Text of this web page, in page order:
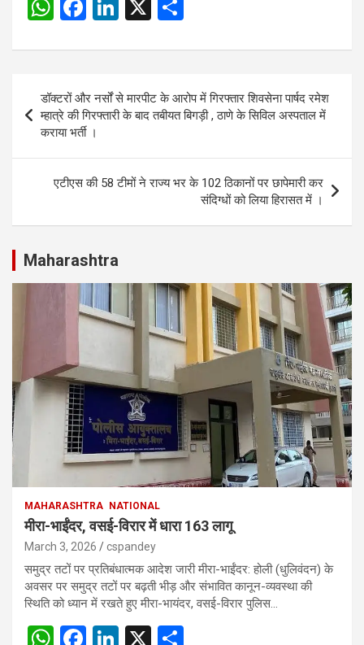
W
at
A
p
p
F
ce
o
o
k
Li
ke
dI
n
X
ar
e
Post
navigation
डॉक्टरों और नर्सों से मारपीट के आरोप में गिरफ्तार शिवसेना पार्षद रमेश
म्हात्रे की गिरफ्तारी के बाद तबीयत बिगड़ी , ठाणे के सिविल अस्पताल में
कराया भर्ती ।
एटीएस की 58 टीमों ने राज्य भर के 102 ठिकानों पर छापेमारी कर
संदिग्धों को लिया हिरासत में ।
Maharashtra
MAHARASHTRA NATIONAL
मीरा-भाईंदर, वसई-विरार में धारा 163 लागू
March 3, 2026 cspandey
समुद्र तटों पर प्रतिबंधात्मक आदेश जारी मीरा-भाईंदर: होली (धुलिवंदन) के
अवसर पर समुद्र तटों पर बढ़ती भीड़ और संभावित कानून-व्यवस्था की
स्थिति को ध्यान में रखते हुए मीरा-भायंदर, वसई-विरार पुलिस…
W F Li X